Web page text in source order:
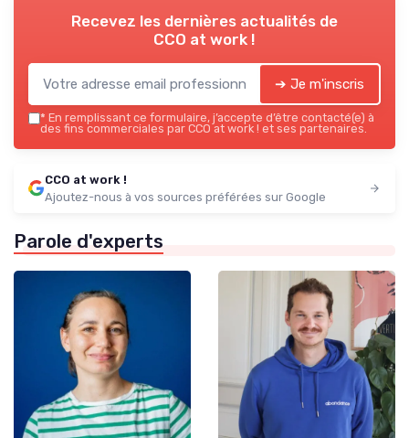
Recevez les dernières actualités de
CCO at work !
➔ Je m'inscris
* En remplissant ce formulaire, j’accepte d’être contacté(e) à
des fins commerciales par CCO at work ! et ses partenaires.
CCO at work !
Ajoutez-nous à vos sources préférées sur Google
Parole d'experts